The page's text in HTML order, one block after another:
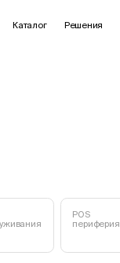
Каталог Решения
POS
периферия